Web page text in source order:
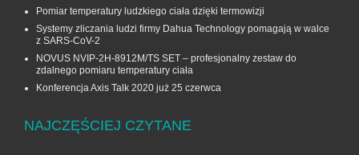
Pomiar temperatury ludzkiego ciała dzięki termowizji
Systemy zliczania ludzi firmy Dahua Technology pomagają w walce
z SARS-CoV-2
NOVUS NVIP-2H-8912M/TS SET – profesjonalny zestaw do
zdalnego pomiaru temperatury ciała
Konferencja Axis Talk 2020 już 25 czerwca
NAJCZĘŚCIEJ CZYTANE